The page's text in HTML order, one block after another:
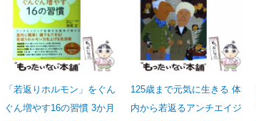
「若返りホルモン」をぐん
ぐん増やす16の習慣 3か月
125歳まで元気に生きる 体
内から若返るアンチエイジ